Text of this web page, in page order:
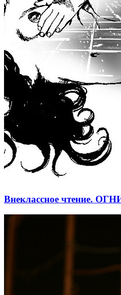
Внеклассное чтение.